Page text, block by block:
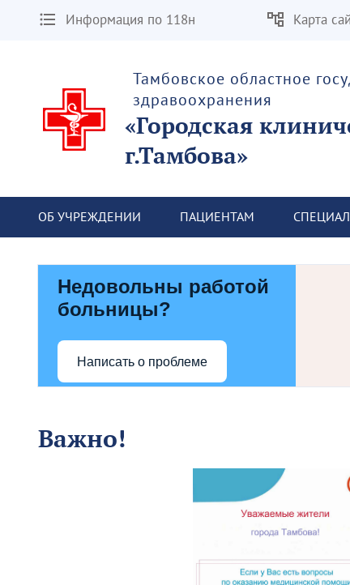
Информация по 118н Карта
Тамбовское областное
здравоохранения
«Городская
г.Тамбова»
ОБ УЧРЕЖДЕНИИ ПАЦИЕНТАМ
Недовольны работой
больницы?
Написать о проблеме
Важно!